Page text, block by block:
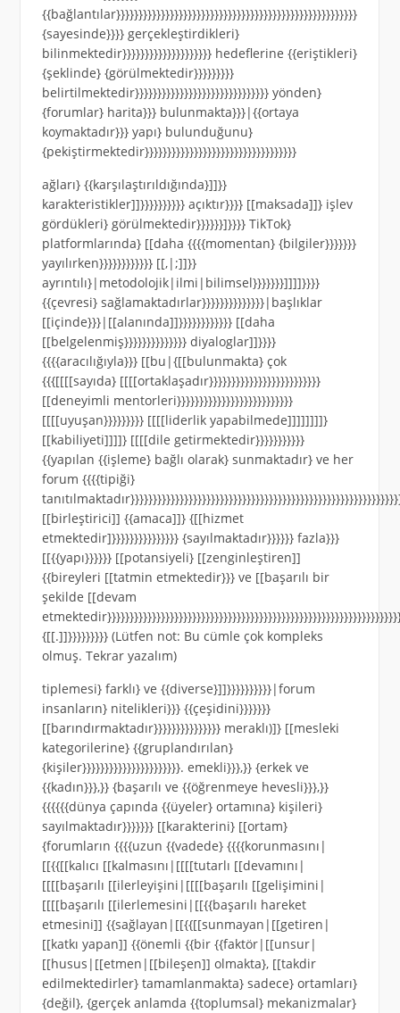
{{bağlantılar}}}}}}}}}}}}}}}}}}}}}}}}}}}}}}}}}}}}}}}}}}}}}}}}}}}}}}
{sayesinde}}}} gerçekleştirdikleri}
bilinmektedir}}}}}}}}}}}}}}}}}}}} hedeflerine {{eriştikleri}
{şeklinde} {görülmektedir}}}}}}}}}
belirtilmektedir}}}}}}}}}}}}}}}}}}}}}}}}}}}}}} yönden}
{forumlar} harita}}} bulunmakta}}}|{{ortaya
koymaktadır}}} yapı} bulunduğunu}
{pekiştirmektedir}}}}}}}}}}}}}}}}}}}}}}}}}}}}}}}}}}
ağları} {{karşılaştırıldığında}]]}}
karakteristikler]]}}}}}}}}}} açıktır}}}} [[maksada]]} işlev
gördükleri} görülmektedir}}}}}}]}}}} TikTok}
platformlarında} [[daha {{{{momentan} {bilgiler}}}}}}}
yayılırken}}}}}}}}}}}} [[,|;]]}}
ayrıntılı}|metodolojik|ilmi|bilimsel}}}}}}}]]]]}}}}
{{çevresi} sağlamaktadırlar}}}}}}}}}}}}}}|başlıklar
[[içinde}}}|[[alanında]]}}}}}}}}}}}} [[daha
[[belgelenmiş}}}}}}}}}}}}}} diyaloglar]]}}}}
{{{{aracılığıyla}}} [[bu|{[[bulunmakta} çok
{{{[[[[sayıda} [[[[ortaklaşadır}}}}}}}}}}}}}}}}}}}}}}}}}
[[deneyimli mentorleri}}}}}}}}}}}}}}}}}}}}}}}}}}
[[[[uyuşan}}}}}}}}} [[[[liderlik yapabilmede]]]]]]]]}
[[kabiliyeti]]]]} [[[[dile getirmektedir}}}}}}}}}}}
{{yapılan {{işleme} bağlı olarak} sunmaktadır} ve her
forum {{{{tipiği}
[[birleştirici]] {{amaca]]} {[[hizmet
etmektedir]}}}}}}}}}}}}}}} {sayılmaktadır}}}}}} fazla}}}
[[{{yapı}}}}}} [[potansiyeli} [[zenginleştiren]]
{{bireyleri [[tatmin etmektedir}}} ve [[başarılı bir
şekilde [[devam
{[[.]]}}}}}}}}} (Lütfen not: Bu cümle çok kompleks
olmuş. Tekrar yazalım)
tiplemesi} farklı} ve {{diverse}]]}}}}}}}}}}|forum
insanların} nitelikleri}}} {{çeşidini}}}}}}}
[[barındırmaktadır}}}}}}}}}}}}}}} meraklı)]} [[mesleki
kategorilerine} {{gruplandırılan}
{kişiler}}}}}}}}}}}}}}}}}}}}}}. emekli}}},}} {erkek ve
{{kadın}}},}} {başarılı ve {{öğrenmeye hevesli}}},}}
{{{{{{dünya çapında {{üyeler} ortamına} kişileri}
sayılmaktadır}}}}}}} [[karakterini} [[ortam}
{forumların {{{{uzun {{vadede} {{{{korunmasını|
[[{{[[kalıcı [[kalmasını|[[[[tutarlı [[devamını|
[[[[başarılı [[ilerleyişini|[[[[başarılı [[gelişimini|
[[[[başarılı [[ilerlemesini|[[{{başarılı hareket
etmesini]] {{sağlayan|[[{{[[sunmayan|[[getiren|
[[katkı yapan]] {{önemli {{bir {{faktör|[[unsur|
[[husus|[[etmen|[[bileşen]] olmakta}, [[takdir
edilmektedirler} tamamlanmakta} sadece} ortamları}
{değil}, {gerçek anlamda {{toplumsal} mekanizmalar}